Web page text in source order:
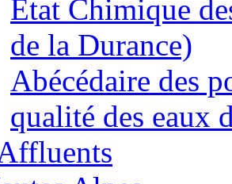
Etat Chimique
de la Durance)
Abécédaire des
qualité des eaux